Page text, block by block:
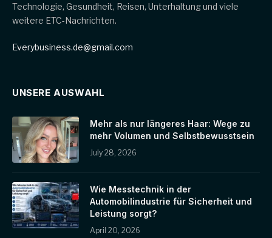
Technologie, Gesundheit, Reisen, Unterhaltung und viele
weitere ETC-Nachrichten.
Everybusiness.de@gmail.com
UNSERE AUSWAHL
Mehr als nur längeres Haar: Wege zu
mehr Volumen und Selbstbewusstsein
July 28, 2026
Wie Messtechnik in der
Automobilindustrie für Sicherheit und
Leistung sorgt?
April 20, 2026